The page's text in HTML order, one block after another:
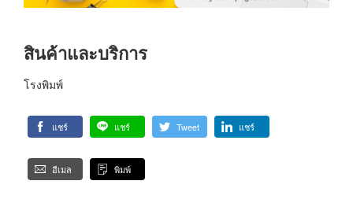
สินค้าและบริการ
โรงพิมพ์
แชร์ แชร์ Tweet แชร์
อีเมล พิมพ์